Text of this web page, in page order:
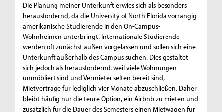
Die Planung meiner Unterkunft erwies sich als besonders
herausfordernd, da die University of North Florida vorrangig
amerikanische Studierende in den On-Campus-
Wohnheimen unterbringt. Internationale Studierende
werden oft zunächst außen vorgelassen und sollen sich eine
Unterkunft außerhalb des Campus suchen. Dies gestaltet
sich jedoch als herausfordernd, weil viele Wohnungen
unmöbliert sind und Vermieter selten bereit sind,
Mietverträge für lediglich vier Monate abzuschließen. Daher
bleibt häufig nur die teure Option, ein Airbnb zu mieten und
zusätzlich für die Dauer des Semesters einen Mietwagen für